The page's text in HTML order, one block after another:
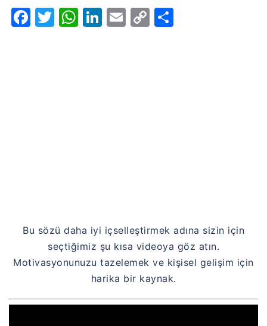
Facebook
Twitter
WhatsApp
LinkedIn
Email
Copy
Bu sözü daha iyi içselleştirmek adına sizin için
seçtiğimiz şu kısa videoya göz atın.
Motivasyonunuzu tazelemek ve kişisel gelişim için
harika bir kaynak.